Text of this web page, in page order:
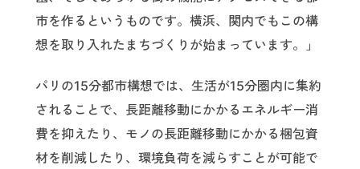
市を作るというものです。横浜、関内でもこの構
想を取り入れたまちづくりが始まっています。」
パリの15分都市構想では、生活が15分圏内に集約
されることで、長距離移動にかかるエネルギー消
費を抑えたり、モノの長距離移動にかかる梱包資
材を削減したり、環境負荷を減らすことが可能で